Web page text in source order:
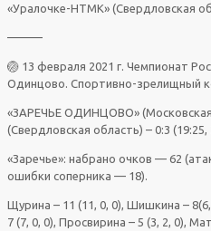
«Уралочке-НТМК» (Свердловская
———
🏐 13 февраля 2021 г. Чемпионат
Одинцово. Спортивно-зрелищный
«ЗАРЕЧЬЕ ОДИНЦОВО»
(Свердловская область) – 0:3
«Заречье»: набрано очков — 62
ошибки соперника — 18).
Щурина – 11 (11, 0, 0), Шишкина –
7 (7, 0, 0), Просвирина – 5 (3, 2, 0),